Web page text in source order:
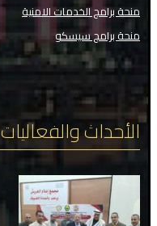
منحة برامج الخدمات الامنية
منحة برامج سيسكو
الأحداث والفعاليات